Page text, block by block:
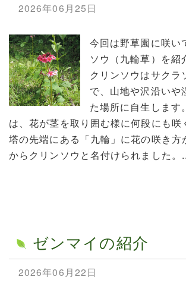
2026年06月25日
今回は野草園に咲い
ソウ（九輪草）を紹
クリンソウはサクラ
で、山地や沢沿いや
た場所に自生します
は、花が茎を取り囲む様に何段にも咲
塔の先端にある「九輪」に花の咲き方
からクリンソウと名付けられました。
ゼンマイの紹介
2026年06月22日